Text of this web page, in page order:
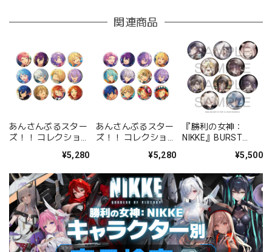
関連商品
あんさんぶるスター
ズ！！ コレクション
¥5,280
あんさんぶるスター
ズ！！ コレクション
¥5,280
『勝利の女神：
NIKKE』BURST
ジ Vol.9 BOX 全10種
¥5,500